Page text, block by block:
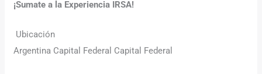
¡Sumate a la Experiencia IRSA!
Ubicación
Argentina Capital Federal Capital Federal